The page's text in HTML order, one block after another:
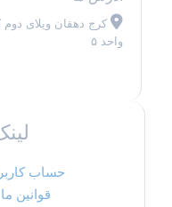
کرج دهقان ویلای دوم
واحد ۵
حساب کاربری
قوانین ما